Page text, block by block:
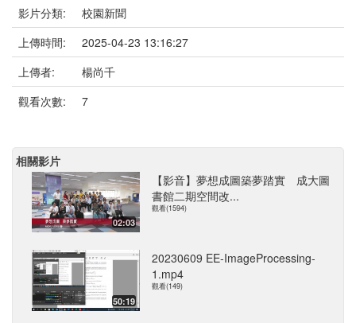
影片分類:
校園新聞
上傳時間:
2025-04-23 13:16:27
上傳者:
楊尚千
觀看次數:
7
相關影片
02:03
【影音】夢想成圖築夢踏實 成大圖
書館二期空間改...
觀看(1594)
50:19
20230609 EE-ImageProcessing-
1.mp4
觀看(149)